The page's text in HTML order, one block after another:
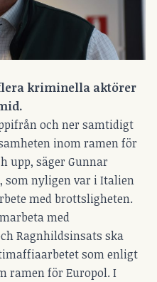
kriminella aktörer
och ner samtidigt
inom ramen för
upp, säger Gunnar
, som nyligen var i Italien
med brottsligheten.
med
Ragnhildsinsats ska
som enligt
ramen för Europol. I